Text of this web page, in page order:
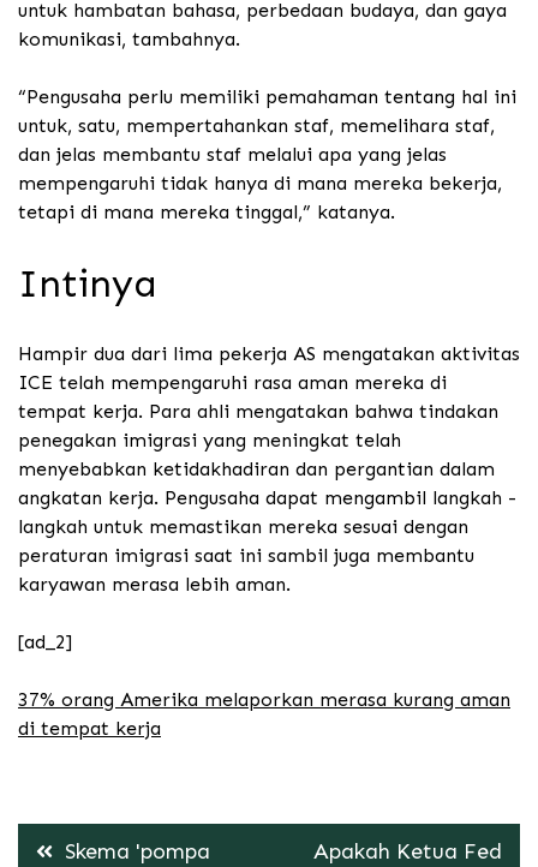
untuk hambatan bahasa, perbedaan budaya, dan gaya
komunikasi, tambahnya.
“Pengusaha perlu memiliki pemahaman tentang hal ini
untuk, satu, mempertahankan staf, memelihara staf,
dan jelas membantu staf melalui apa yang jelas
mempengaruhi tidak hanya di mana mereka bekerja,
tetapi di mana mereka tinggal,” katanya.
Intinya
Hampir dua dari lima pekerja AS mengatakan aktivitas
ICE telah mempengaruhi rasa aman mereka di
tempat kerja. Para ahli mengatakan bahwa tindakan
penegakan imigrasi yang meningkat telah
menyebabkan ketidakhadiran dan pergantian dalam
angkatan kerja. Pengusaha dapat mengambil langkah -
langkah untuk memastikan mereka sesuai dengan
peraturan imigrasi saat ini sambil juga membantu
karyawan merasa lebih aman.
[ad_2]
37% orang Amerika melaporkan merasa kurang aman
di tempat kerja
PostSkema 'pompa
Apakah Ketua Fed